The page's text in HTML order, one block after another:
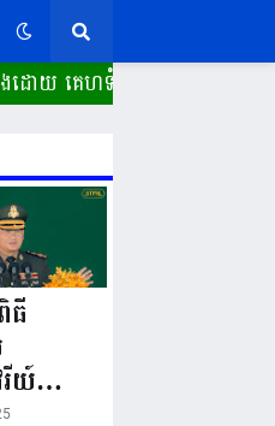
េហទំព័រ ស្ពានដែក​
ធី
យ៍
ងៃ